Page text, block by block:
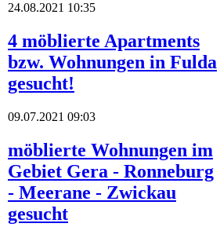
24.08.2021 10:35
4 möblierte Apartments
bzw. Wohnungen in Fulda
gesucht!
09.07.2021 09:03
möblierte Wohnungen im
Gebiet Gera - Ronneburg
- Meerane - Zwickau
gesucht